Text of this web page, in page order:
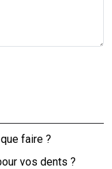
faire ?
vos dents ?